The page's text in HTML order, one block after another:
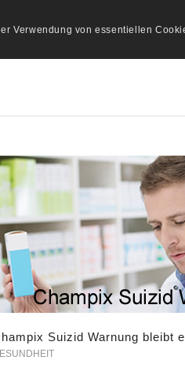
Suizid Warnung bleibt
Verwendung von essentiellen